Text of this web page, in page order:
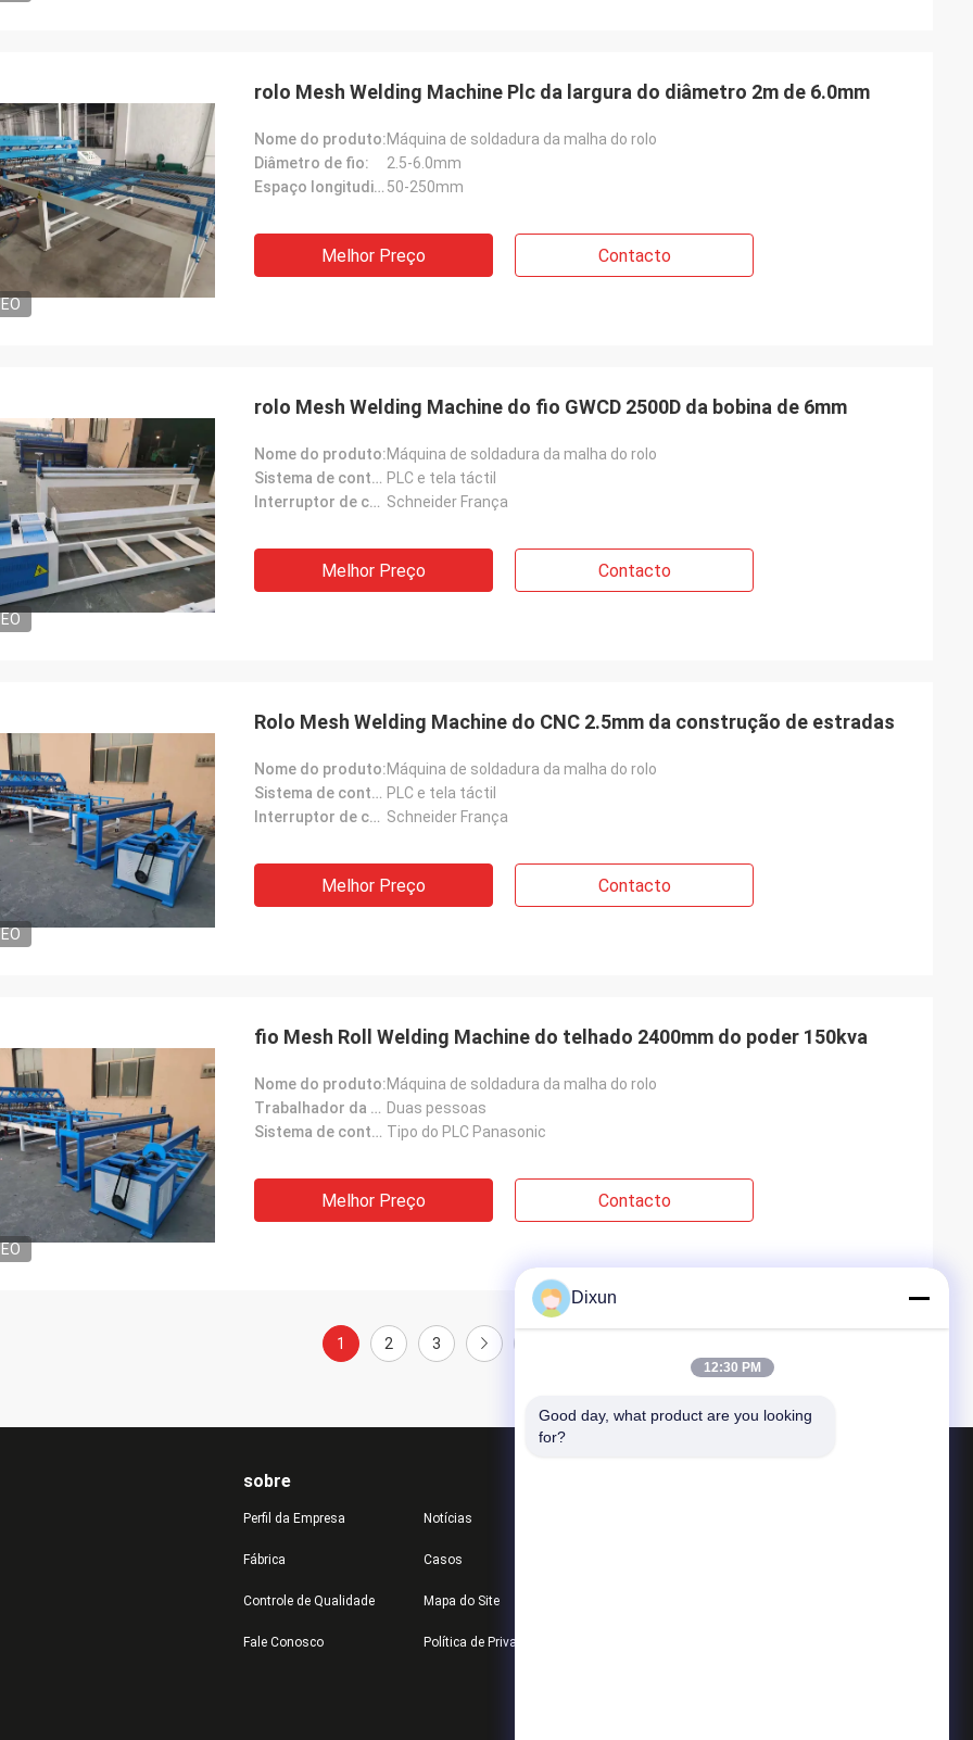
rolo Mesh Welding Machine Plc da largura do diâmetro 2m de 6.0mm
Nome do produto:Máquina de soldadura da malha do rolo
Diâmetro de fio:
2.5-6.0mm
Espaço longitudinal do fio: 50-250mm
Melhor Preço Contacto
rolo Mesh Welding Machine do fio GWCD 2500D da bobina de 6mm
Nome do produto:Máquina de soldadura da malha do rolo
Sistema de controlo: PLC e tela táctil
Interruptor de controle: Schneider França
Melhor Preço Contacto
Rolo Mesh Welding Machine do CNC 2.5mm da construção de estradas
Nome do produto:Máquina de soldadura da malha do rolo
Sistema de controlo: PLC e tela táctil
Interruptor de controle: Schneider França
Melhor Preço Contacto
fio Mesh Roll Welding Machine do telhado 2400mm do poder 150kva
Nome do produto:Máquina de soldadura da malha do rolo
Trabalhador da necessidade da máquina: Duas pessoas
Sistema de controlo: Tipo do PLC Panasonic
Melhor Preço Contacto
1 2 3
sobre
Perfil da Empresa
Fábrica
Controle de Qualidade
Fale Conosco
Notícias
Casos
Mapa do Site
Política de Privacidade
Dixun
12:30 PM
Good day, what product are you looking
for?